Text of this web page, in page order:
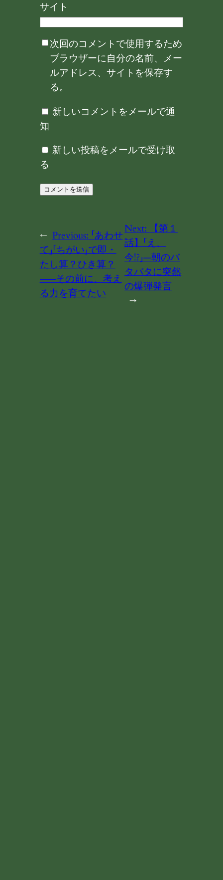
サイト
次回のコメントで使用するため
ブラウザーに自分の名前、メー
ルアドレス、サイトを保存す
る。
新しいコメントをメールで通
知
新しい投稿をメールで受け取
る
← Previous: 「あわせ
て」「ちがい」で即・
たし算？ひき算？
——その前に、考え
る力を育てたい
Next:
【第１
話】「え、
今!?」—朝のバ
タバタに突然
の爆弾発言
→